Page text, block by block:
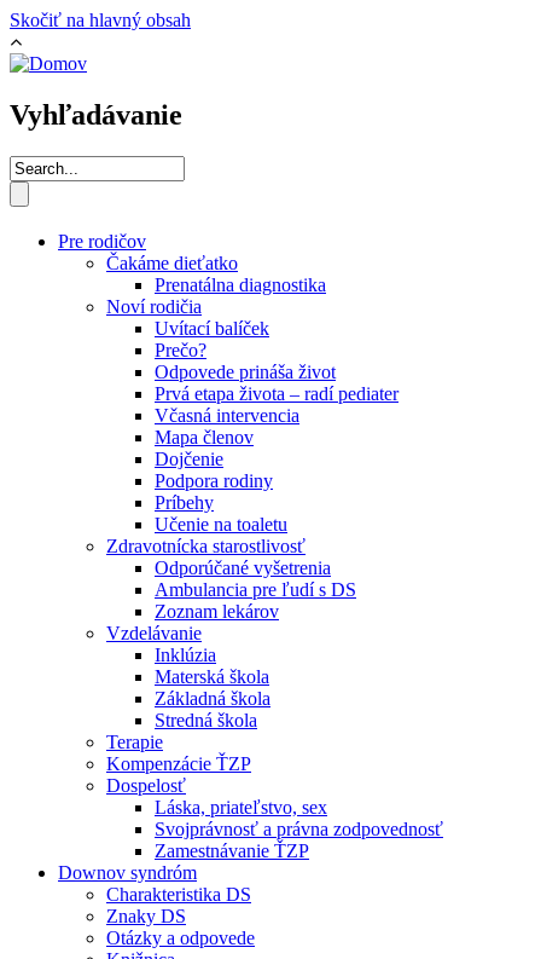
Skočiť na hlavný obsah
Vyhľadávanie
Pre rodičov
Čakáme dieťatko
Prenatálna diagnostika
Noví rodičia
Uvítací balíček
Prečo?
Odpovede prináša život
Prvá etapa života – radí pediater
Včasná intervencia
Mapa členov
Dojčenie
Podpora rodiny
Príbehy
Učenie na toaletu
Zdravotnícka starostlivosť
Odporúčané vyšetrenia
Ambulancia pre ľudí s DS
Zoznam lekárov
Vzdelávanie
Inklúzia
Materská škola
Základná škola
Stredná škola
Terapie
Kompenzácie ŤZP
Dospelosť
Láska, priateľstvo, sex
Svojprávnosť a právna zodpovednosť
Zamestnávanie ŤZP
Downov syndróm
Charakteristika DS
Znaky DS
Otázky a odpovede